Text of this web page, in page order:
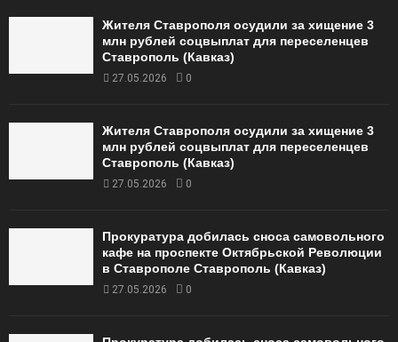
Жителя Ставрополя осудили за хищение 3
млн рублей соцвыплат для переселенцев
Ставрополь (Кавказ)
27.05.2026 0
Жителя Ставрополя осудили за хищение 3
млн рублей соцвыплат для переселенцев
Ставрополь (Кавказ)
27.05.2026 0
Прокуратура добилась сноса самовольного
кафе на проспекте Октябрьской Революции
в Ставрополе Ставрополь (Кавказ)
27.05.2026 0